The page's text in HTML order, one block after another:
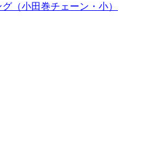
（小田巻チェーン・小）